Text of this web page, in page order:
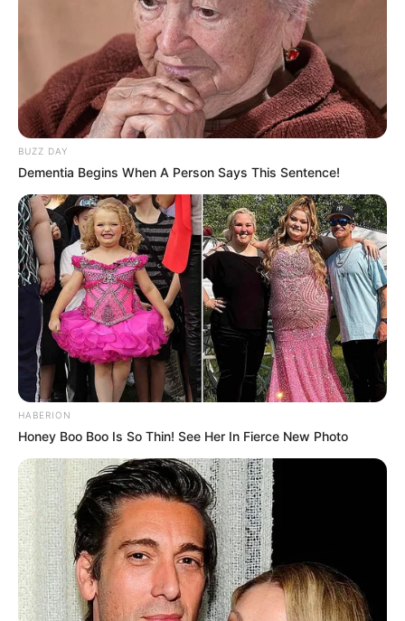
membentuk mata belok yang lucu, desain bagian
depan membentuk senyuman
(foto: boredpanda)
BUZZ DAY
Dementia Begins When A Person Says This Sentence!
HABERION
Honey Boo Boo Is So Thin! See Her In Fierce New Photo